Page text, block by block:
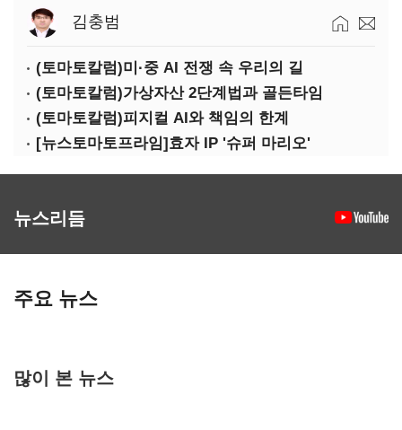
김충범
(토마토칼럼)미·중 AI 전쟁 속 우리의 길
(토마토칼럼)가상자산 2단계법과 골든타임
(토마토칼럼)피지컬 AI와 책임의 한계
[뉴스토마토프라임]효자 IP '슈퍼 마리오'
뉴스리듬
주요 뉴스
많이 본 뉴스